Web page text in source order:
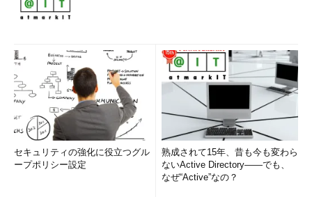
セキュリティの強化に役立つグル
ープポリシー設定
熟成されて15年、昔も今も変わら
ないActive Directory――でも、
なぜ“Active”なの？